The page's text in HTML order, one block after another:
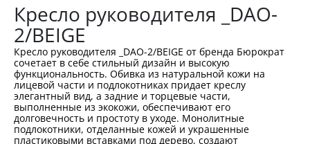
Кресло руководителя _DAO-
2/BEIGE
Кресло руководителя _DAO-2/BEIGE от бренда Бюрократ
сочетает в себе стильный дизайн и высокую
функциональность. Обивка из натуральной кожи на
лицевой части и подлокотниках придает креслу
элегантный вид, а задние и торцевые части,
выполненные из экокожи, обеспечивают его
долговечность и простоту в уходе. Монолитные
подлокотники, отделанные кожей и украшенные
пластиковыми вставками под дерево, создают